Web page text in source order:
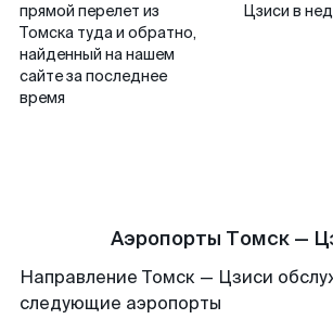
прямой перелет из
Томска туда и обратно,
найденный на нашем
сайте за последнее
время
Цзиси в
Аэропорты Томск —
Направление Томск — Цзиси
следующие аэропорты